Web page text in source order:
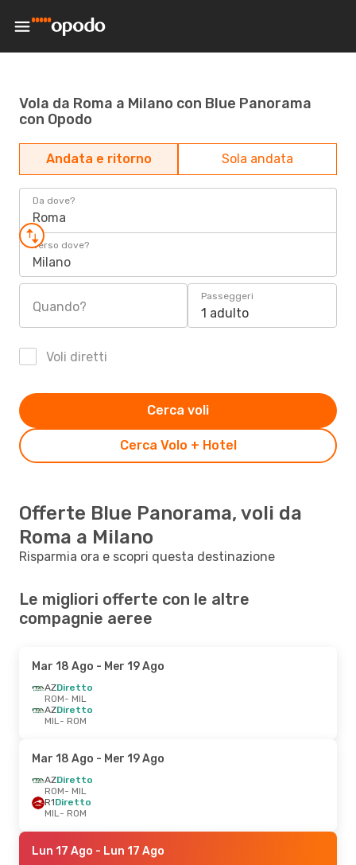
Vola da Roma a Milano con Blue Panorama
con Opodo
Andata e ritorno Sola andata
Da dove?
Roma
Verso dove?
Milano
Quando?
Passeggeri
1 adulto
Voli diretti
Cerca Volo + Hotel
Cerca voli
Offerte Blue Panorama, voli da
Roma a Milano
Risparmia ora e scopri questa destinazione
Le migliori offerte con le altre
compagnie aeree
Mar 18 Ago - Mer 19 Ago
AZDiretto
ROM- MIL
AZDiretto
MIL- ROM
Mar 18 Ago - Mer 19 Ago
AZDiretto
ROM- MIL
R1Diretto
MIL- ROM
Lun 17 Ago - Lun 17 Ago